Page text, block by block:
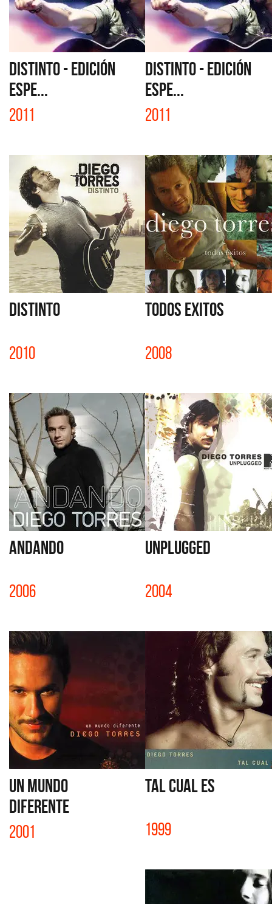
DISTINTO - EDICIÓN
ESPE...
2011
DISTINTO - EDICIÓN
ESPE...
2011
DISTINTO
2010
TODOS EXITOS
2008
ANDANDO
2006
UNPLUGGED
2004
UN MUNDO
DIFERENTE
2001
TAL CUAL ES
1999